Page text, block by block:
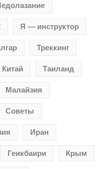
Я — инструктор
Треккинг
Китай Таиланд
Малайзия
Советы
Иран
Геикбаири Крым